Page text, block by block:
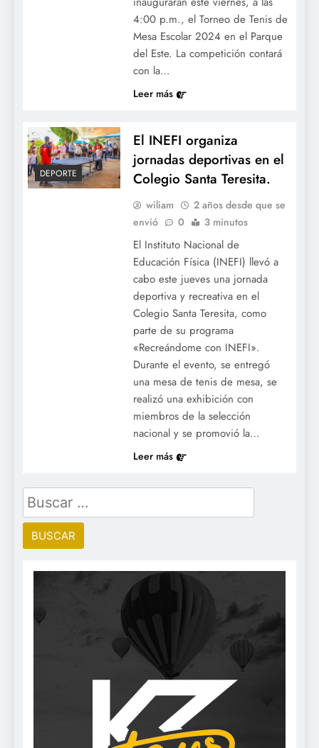
4:00 p.m., el Torneo de Tenis de
Mesa Escolar 2024 en el Parque
del Este. La competición contará
con la…
Leer más
DEPORTE
El INEFI organiza
jornadas deportivas en el
Colegio Santa Teresita.
wiliam
2 años desde que se
envió
0 3 minutos
El Instituto Nacional de
Educación Física (INEFI) llevó a
cabo este jueves una jornada
deportiva y recreativa en el
Colegio Santa Teresita, como
parte de su programa
«Recreándome con INEFI».
Durante el evento, se entregó
una mesa de tenis de mesa, se
realizó una exhibición con
miembros de la selección
nacional y se promovió la…
Leer más
Buscar: